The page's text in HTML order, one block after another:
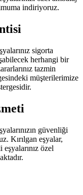
indiriyoruz.
sigorta
herhangi bir
tazmin
müşterilerimize
güvenliği
Kırılgan eşyalar,
özel